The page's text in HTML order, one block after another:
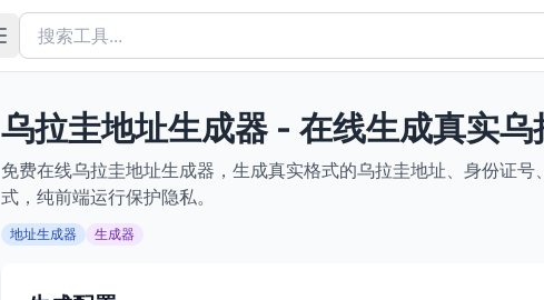
乌拉圭地址生成器 - 在线生成真实
免费在线乌拉圭地址生成器，生成真实格式的乌拉圭地址、身份证
式，纯前端运行保护隐私。
地址生成器 生成器